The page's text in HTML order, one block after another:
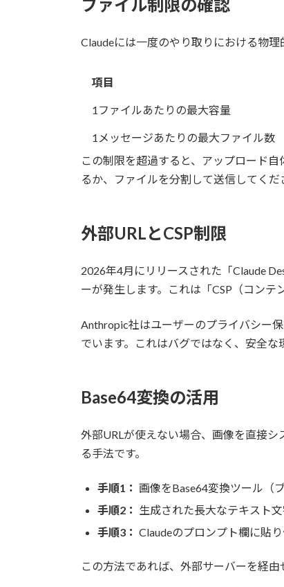
ファイル制限の確認
Claudeには一度のやり取りにおける物理
項目
1ファイルあたりの最大容量
1メッセージあたりの最大ファイル数
この制限を超過すると、アップロード
るか、ファイルを分割して送信してくだ
外部URLとCSP制限
2026年4月にリリースされた「Claude
ーが発生します。これは「CSP（コンテ
Anthropic社はユーザーのプライバシー
でいます。これはバグではなく、安全な
Base64変換の活用
外部URLが使えない場合、画像を直接
る手法です。
手順1： 画像をBase64変換ツール（
手順2： 生成された長大なテキスト文
手順3： Claudeのプロンプト欄に貼
この方法であれば、外部サーバーを経